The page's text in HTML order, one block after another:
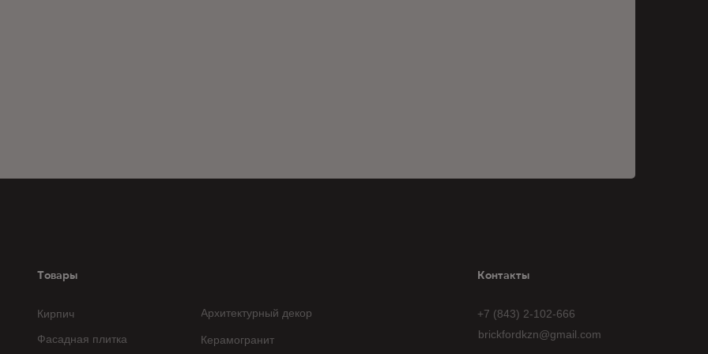
Фасадная плитка
Кирпич Архитектурный декор
Керамогранит brickfordkzn@gmail.com
Товары Контакты
+7 (843) 2-102-666